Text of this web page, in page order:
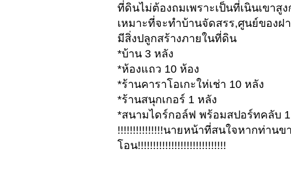
ที่ดินไม่ต้องถมเพราะเป็นที่เนินเขาสู
เหมาะที่จะทำบ้านจัดสรร,ศูนย์ของฝ
มีสิ่งปลูกสร้างภายในที่ดิน
*บ้าน 3 หลัง
*ห้องแถว 10 ห้อง
*ร้านคาราโอเกะให่เช่า 10 หลัง
*ร้านสนุกเกอร์ 1 หลัง
*สนามไดร์กอล์ฟ พร้อมสปอร์ทคลับ
!!!!!!!!!!!!!!!นายหน้าที่สนใจ
โอน!!!!!!!!!!!!!!!!!!!!!!!!!!!!!